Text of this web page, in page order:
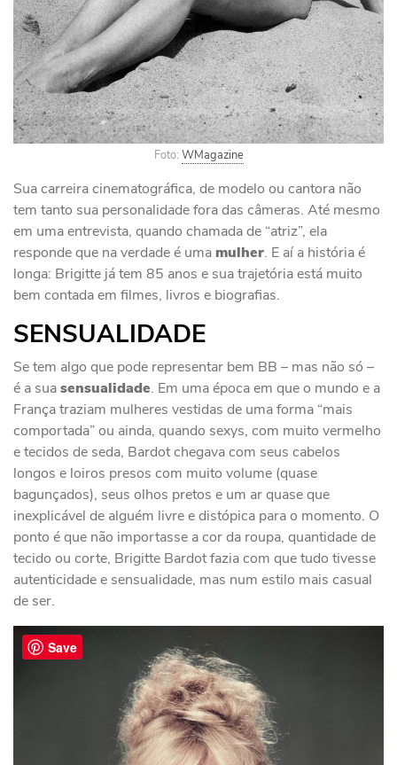
Foto: WMagazine
Sua carreira cinematográfica, de modelo ou cantora não
tem tanto sua personalidade fora das câmeras. Até mesmo
em uma entrevista, quando chamada de “atriz”, ela
responde que na verdade é umamulher. E aí a história é
longa: Brigitte já tem 85 anos e sua trajetória está muito
bem contada em filmes, livros e biografias.
SENSUALIDADE
Se tem algo que pode representar bem BB – mas não só –
é a suasensualidade. Em uma época em que o mundo e a
França traziam mulheres vestidas de uma forma “mais
comportada” ou ainda, quando sexys, com muito vermelho
e tecidos de seda, Bardot chegava com seus cabelos
longos e loiros presos com muito volume (quase
bagunçados), seus olhos pretos e um ar quase que
inexplicável de alguém livre e distópica para o momento. O
ponto é que não importasse a cor da roupa, quantidade de
tecido ou corte, Brigitte Bardot fazia com que tudo tivesse
autenticidade e sensualidade, mas num estilo mais casual
de ser.
Save